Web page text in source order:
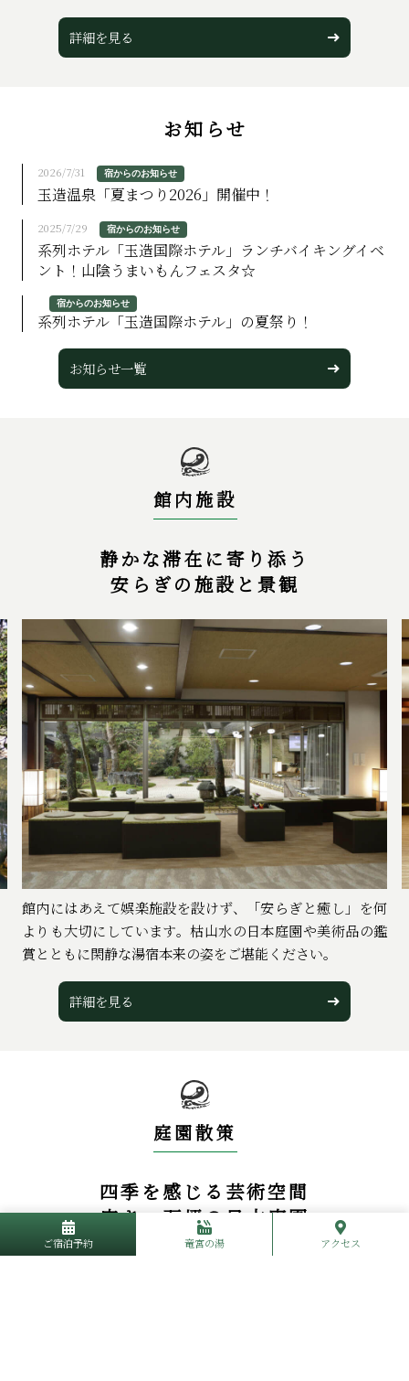
詳細を⾒る
お知らせ
2026/7/31 宿からのお知らせ
玉造温泉「夏まつり2026」開催中！
2025/7/29 宿からのお知らせ
系列ホテル「玉造国際ホテル」ランチバイキングイベ
ント！山陰うまいもんフェスタ☆
宿からのお知らせ
系列ホテル「玉造国際ホテル」の夏祭り！
お知らせ⼀覧
館内施設
静かな滞在に寄り添う
安らぎの施設と景観
館内にはあえて娯楽施設を設けず、「安らぎと癒し」を何
よりも大切にしています。枯山水の日本庭園や美術品の鑑
賞とともに閑静な湯宿本来の姿をご堪能ください。
詳細を⾒る
庭園散策
四季を感じる芸術空間
広さ一万坪の日本庭園
ご宿泊予約 竜宮の湯 アクセス